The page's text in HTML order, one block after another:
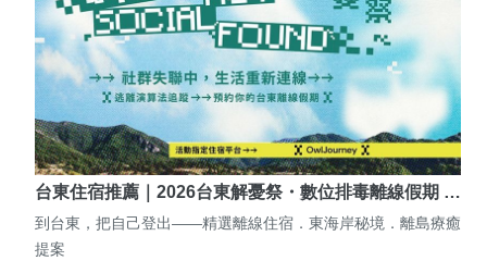
台東住宿推薦｜2026台東解憂祭・數位排毒離線假期 …
到台東，把自己登出——精選離線住宿．東海岸秘境．離島療癒
提案